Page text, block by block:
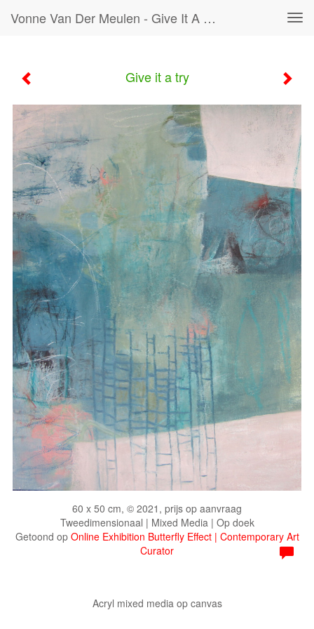
Vonne Van Der Meulen - Give It A Try
Give it a try
60 x 50 cm, © 2021, prijs op aanvraag
Tweedimensionaal | Mixed Media | Op doek
Getoond op Online Exhibition Butterfly Effect | Contemporary Art
Curator
Acryl mixed media op canvas